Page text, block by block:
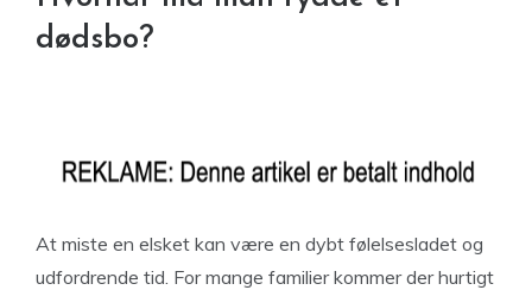
dødsbo?
At miste en elsket kan være en dybt følelsesladet og
udfordrende tid. For mange familier kommer der hurtigt